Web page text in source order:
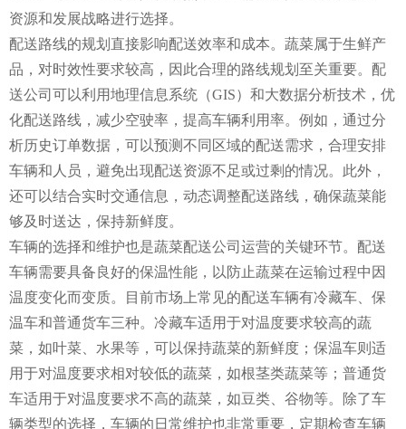
资源和发展战略进行选择。
配送路线的规划直接影响配送效率和成本。蔬菜属于生鲜产
品，对时效性要求较高，因此合理的路线规划至关重要。配
送公司可以利用地理信息系统（GIS）和大数据分析技术，优
化配送路线，减少空驶率，提高车辆利用率。例如，通过分
析历史订单数据，可以预测不同区域的配送需求，合理安排
车辆和人员，避免出现配送资源不足或过剩的情况。此外，
还可以结合实时交通信息，动态调整配送路线，确保蔬菜能
够及时送达，保持新鲜度。
车辆的选择和维护也是蔬菜配送公司运营的关键环节。配送
车辆需要具备良好的保温性能，以防止蔬菜在运输过程中因
温度变化而变质。目前市场上常见的配送车辆有冷藏车、保
温车和普通货车三种。冷藏车适用于对温度要求较高的蔬
菜，如叶菜、水果等，可以保持蔬菜的新鲜度；保温车则适
用于对温度要求相对较低的蔬菜，如根茎类蔬菜等；普通货
车适用于对温度要求不高的蔬菜，如豆类、谷物等。除了车
辆类型的选择，车辆的日常维护也非常重要，定期检查车辆